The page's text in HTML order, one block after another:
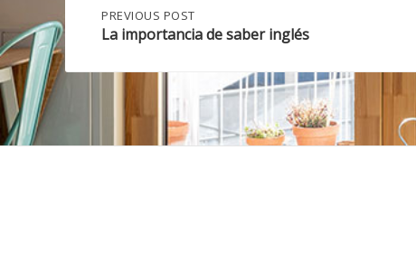
Post
navigation
PREVIOUS
POST:
PREVIOUS POST
La importancia de saber inglés